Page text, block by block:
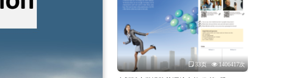
33页 1406417次